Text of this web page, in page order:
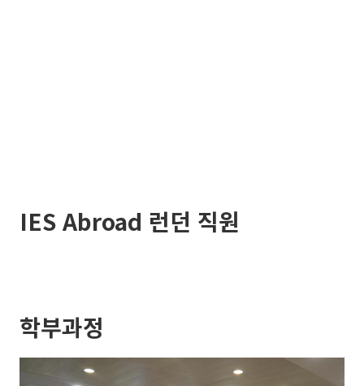
IES Abroad 런던 직원
학부과정